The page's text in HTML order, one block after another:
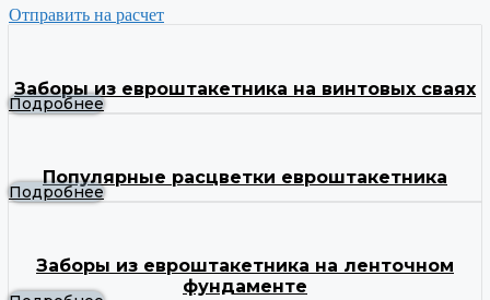
Отправить на расчет
Заборы из евроштакетника на винтовых сваях
Подробнее
Популярные расцветки евроштакетника
Подробнее
Заборы из евроштакетника на ленточном
фундаменте